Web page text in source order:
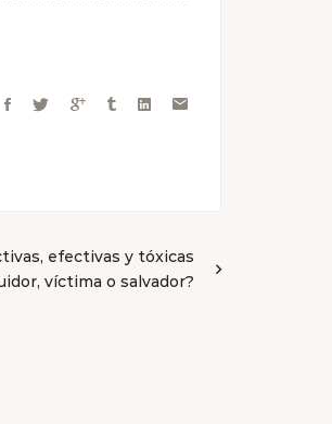
efectivas y tóxicas
víctima o salvador?